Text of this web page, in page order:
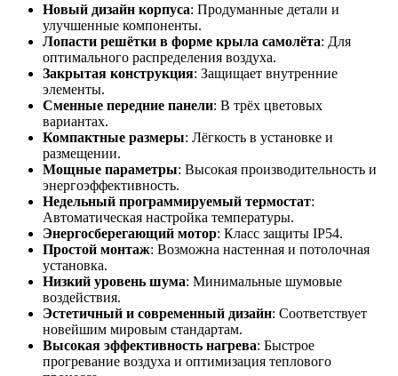
Новый дизайн корпуса: Продуманные детали и
улучшенные компоненты.
Лопасти решётки в форме крыла самолёта: Для
оптимального распределения воздуха.
Закрытая конструкция: Защищает внутренние
элементы.
Сменные передние панели: В трёх цветовых
вариантах.
Компактные размеры: Лёгкость в установке и
размещении.
Мощные параметры: Высокая производительность и
энергоэффективность.
Недельный программируемый термостат:
Автоматическая настройка температуры.
Энергосберегающий мотор: Класс защиты IP54.
Простой монтаж: Возможна настенная и потолочная
установка.
Низкий уровень шума: Минимальные шумовые
воздействия.
Эстетичный и современный дизайн: Соответствует
новейшим мировым стандартам.
Высокая эффективность нагрева: Быстрое
прогревание воздуха и оптимизация теплового